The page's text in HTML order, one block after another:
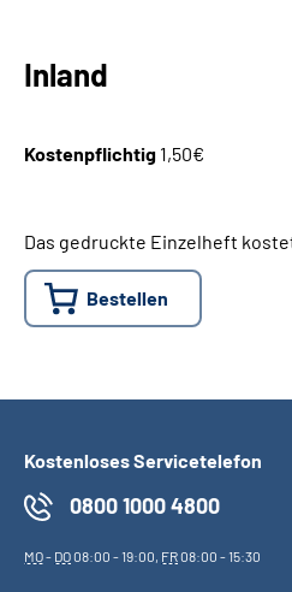
Online-Services
Suche
Leichte Sprache
Inland
Kostenpflichtig 1,50€
Das gedruckte Einzelheft
Bestellen
Kostenloses Servicetelefon
0800 1000 4800
MO- DO08:00 - 19:00, FR08:00 - 15:30